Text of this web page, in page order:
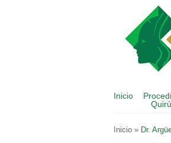
Inicio
Inicio » Dr.